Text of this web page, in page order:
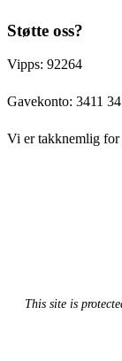
Støtte oss?
Vipps: 92264
Gavekonto: 3411
Vi er takknemlig for
This site is